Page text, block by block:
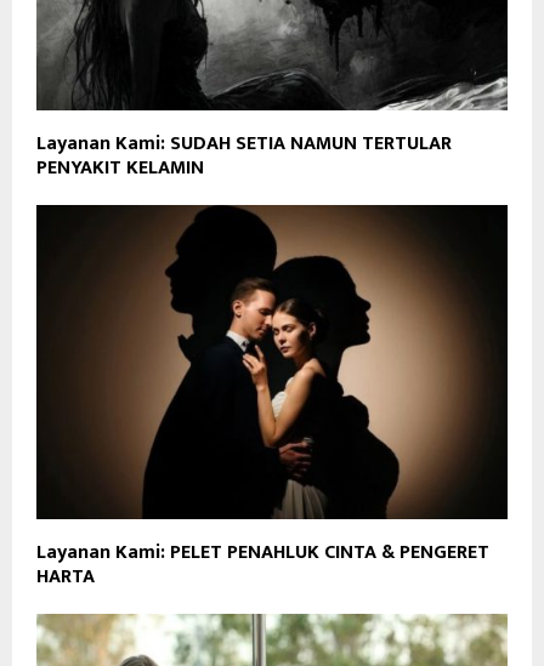
Layanan Kami: SUDAH SETIA NAMUN TERTULAR
PENYAKIT KELAMIN
Layanan Kami: PELET PENAHLUK CINTA & PENGERET
HARTA